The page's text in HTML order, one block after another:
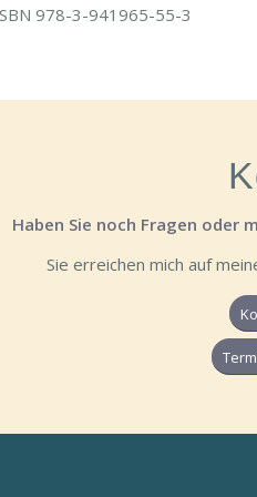
978-3-941965-55-3
Haben Sie noch Fragen oder
Sie erreichen mich auf